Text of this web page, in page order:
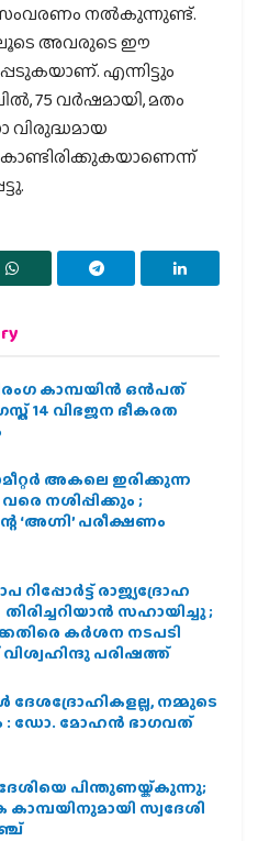
നല്‍കുന്നുണ്ട്.
അവരുടെ ഈ
എന്നിട്ടും
75 വര്‍ഷമായി, മതം
വിരുദ്ധമായ
കാമ്പയിന്‍ ഒന്‍പത്
14 വിഭജന ഭീകരത
അകലെ ഇരിക്കുന്ന
നശിപ്പിക്കും ;
‘അഗ്നി’ പരീക്ഷണം
റിപ്പോർട്ട് രാജ്യദ്രോഹ
സഹായിച്ചു ;
കർശന നടപടി
പരിഷത്ത്
നമ്മുടെ
: ഡോ. മോഹന്‍ ഭാഗവത്
പിന്തുണയ്ക്കുന്നു;
കാമ്പയിനുമായി സ്വദേശി